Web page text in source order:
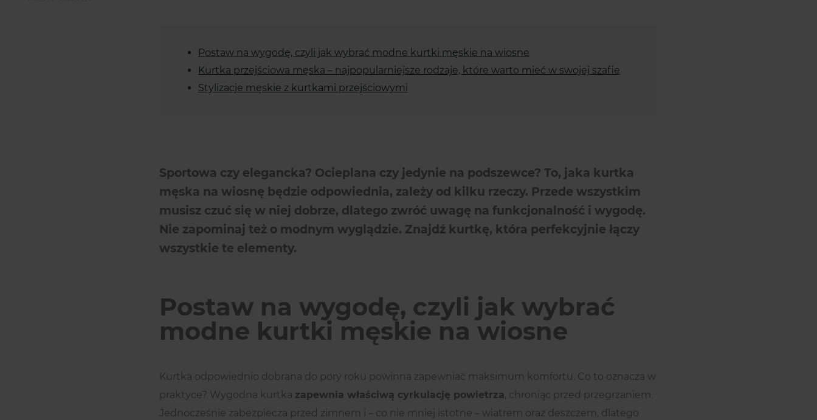
Postaw na wygodę, czyli jak wybrać modne kurtki męskie na wiosne
Kurtka przejściowa męska – najpopularniejsze rodzaje, które warto mieć w swojej szafie
Stylizacje męskie z kurtkami przejściowymi
Sportowa czy elegancka? Ocieplana czy jedynie na podszewce? To, jaka kurtka
męska na wiosnę będzie odpowiednia, zależy od kilku rzeczy. Przede wszystkim
musisz czuć się w niej dobrze, dlatego zwróć uwagę na funkcjonalność i wygodę.
Nie zapominaj też o modnym wyglądzie. Znajdź kurtkę, która perfekcyjnie łączy
wszystkie te elementy.
Postaw na wygodę, czyli jak wybrać
modne kurtki męskie na wiosne
Kurtka odpowiednio dobrana do pory roku powinna zapewniać maksimum komfortu. Co to oznacza w
praktyce? Wygodna kurtka zapewnia właściwą cyrkulację powietrza, chroniąc przed przegrzaniem.
Jednocześnie zabezpiecza przed zimnem i – co nie mniej istotne – wiatrem oraz deszczem, dlatego